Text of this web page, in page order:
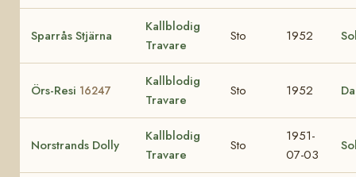
Sparrås Stjärna
Kallblodig
Travare
Sto 1952
Örs-Resi 16247
Kallblodig
Travare
Sto 1952
Norstrands Dolly
Kallblodig
Travare
Sto
1951-
07-03